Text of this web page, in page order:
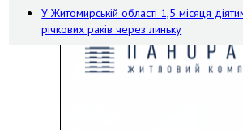
У Житомирській області 1,5 місяця
річкових раків через линьку